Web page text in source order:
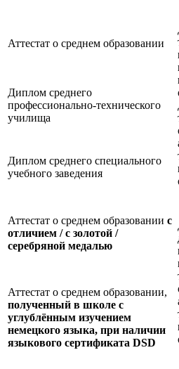
Аттестат о среднем образовании
Диплом среднего
профессионально-технического
училища
Диплом среднего специального
учебного заведения
Аттестат о среднем образовании с
отличием / с золотой /
серебряной медалью
Аттестат о среднем образовании,
полученный в школе с
углублённым изучением
немецкого языка, при наличии
языкового сертификата DSD